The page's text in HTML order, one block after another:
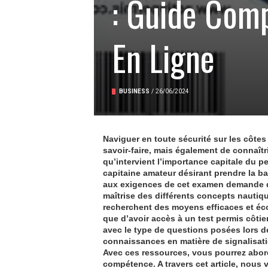
: Guide
En Ligne
BUSINESS / 26/06/2024
Naviguer en toute sécurité sur les
savoir-faire, mais également de
qu’intervient l’importance capitale du
capitaine amateur désirant prendre la
aux exigences de cet examen
maîtrise des différents concepts
recherchent des moyens efficaces et
que d’avoir accès à un test permis
avec le type de questions posées lors
connaissances en matière de
Avec ces ressources, vous pourrez
compétence. A travers cet article,